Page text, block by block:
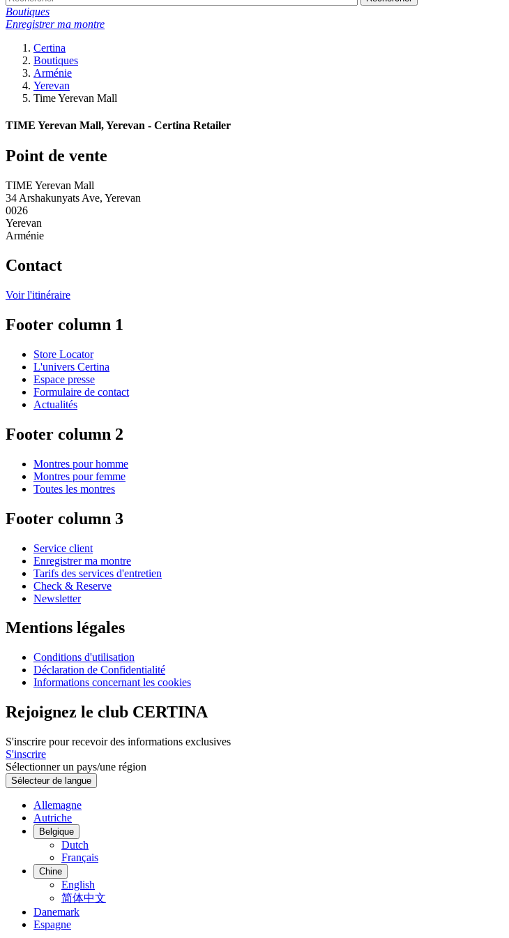
Boutiques
Enregistrer ma montre
Certina
Boutiques
Arménie
Yerevan
Time Yerevan Mall
TIME Yerevan Mall, Yerevan - Certina Retailer
Point de vente
TIME Yerevan Mall
34 Arshakunyats Ave, Yerevan
0026
Yerevan
Arménie
Contact
Voir l'itinéraire
Footer column 1
Store Locator
L'univers Certina
Espace presse
Formulaire de contact
Actualités
Footer column 2
Montres pour homme
Montres pour femme
Toutes les montres
Footer column 3
Service client
Enregistrer ma montre
Tarifs des services d'entretien
Check & Reserve
Newsletter
Mentions légales
Conditions d'utilisation
Déclaration de Confidentialité
Informations concernant les cookies
Rejoignez le club CERTINA
S'inscrire pour recevoir des informations exclusives
S'inscrire
Sélectionner un pays/une région
Sélecteur de langue
Allemagne
Autriche
Belgique
Dutch
Français
Chine
English
简体中文
Danemark
Espagne